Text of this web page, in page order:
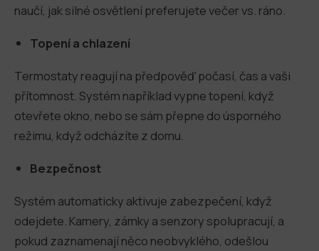
naučí, jak silné osvětlení preferujete večer vs. ráno.
Topení a chlazení
Termostaty reagují na předpověď počasí, čas a vaši
přítomnost. Systém například vypne topení, když
otevřete okno, nebo se sám přepne do úsporného
režimu, když odcházíte z domu.
Bezpečnost
Systém automaticky aktivuje zabezpečení, když
odejdete. Kamery, zámky a senzory spolupracují, a
pokud zaznamenají něco neobvyklého, odešlou